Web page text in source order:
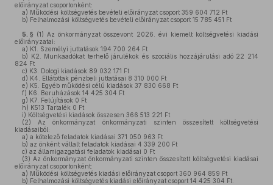
előirányzat csoportonként:
a) Működési költségvetés bevételi előirányzat csoport 359 604 712 Ft
b) Felhalmozási költségvetés bevételi előirányzat csoport 15 785 451 Ft
5. § (1) Az önkormányzat összevont 2026. évi kiemelt költségvetési kiadási
előirányzatai:
a) K1. Személyi juttatások 194 700 264 Ft
b) K2. Munkaadókat terhelő járulékok és szociális hozzájárulási adó 22 214
824 Ft
c) K3. Dologi kiadások 89 032 171 Ft
d) K4. Ellátottak pénzbeli juttatásai 8 310 000 Ft
e) K5. Egyéb működési célú kiadások 37 830 668 Ft
f) K6. Beruházások 14 425 304 Ft
g) K7. Felújítások 0 Ft
h) K513 Tartalék 0 Ft
i) Költségvetési kiadások összesen 366 513 221 Ft
(2) Az önkormányzat önkormányzati szinten összesített költségvetési
kiadásaiból:
a) a kötelező feladatok kiadásai 371 050 963 Ft
b) az önként vállalt feladatok kiadásai 4 339 200 Ft
c) az államigazgatási feladatok kiadásai 0 Ft
(3) Az önkormányzat önkormányzati szinten összesített költségvetési kiadásai
előirányzat csoportonként:
a) Működési költségvetés kiadási előirányzat csoport 360 964 859 Ft
b) Felhalmozási költségvetés kiadási előirányzat csoport 14 425 304 Ft.